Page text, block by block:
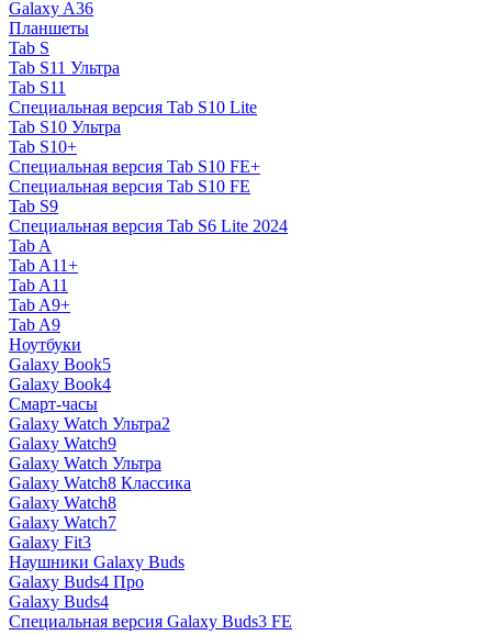
Galaxy A36
Планшеты
Tab S
Tab S11 Ультра
Tab S11
Специальная версия Tab S10 Lite
Tab S10 Ультра
Tab S10+
Специальная версия Tab S10 FE+
Специальная версия Tab S10 FE
Tab S9
Специальная версия Tab S6 Lite 2024
Tab A
Tab A11+
Tab A11
Tab A9+
Tab A9
Ноутбуки
Galaxy Book5
Galaxy Book4
Смарт-часы
Galaxy Watch Ультра2
Galaxy Watch9
Galaxy Watch Ультра
Galaxy Watch8 Классика
Galaxy Watch8
Galaxy Watch7
Galaxy Fit3
Наушники Galaxy Buds
Galaxy Buds4 Про
Galaxy Buds4
Специальная версия Galaxy Buds3 FE